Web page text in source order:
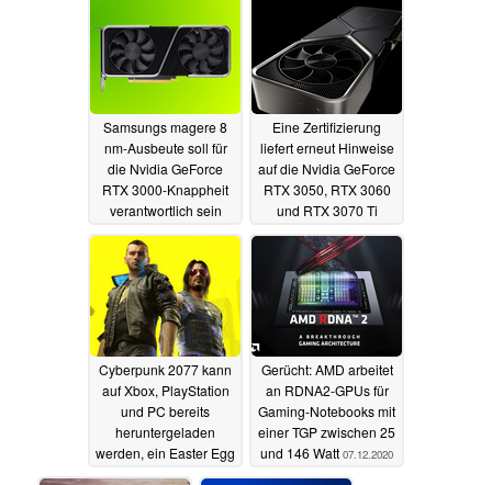
Samsungs magere 8
nm-Ausbeute soll für
die Nvidia GeForce
RTX 3000-Knappheit
verantwortlich sein
11.12.2020
Eine Zertifizierung
liefert erneut Hinweise
auf die Nvidia GeForce
RTX 3050, RTX 3060
und RTX 3070 Ti
08.12.2020
Cyberpunk 2077 kann
auf Xbox, PlayStation
und PC bereits
heruntergeladen
werden, ein Easter Egg
begrüßt frühe Spieler
Gerücht: AMD arbeitet
an RDNA2-GPUs für
Gaming-Notebooks mit
einer TGP zwischen 25
und 146 Watt 07.12.2020